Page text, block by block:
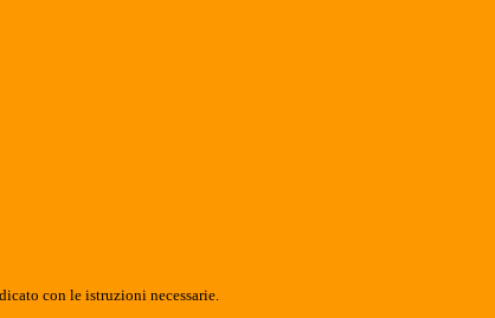
con le istruzioni necessarie.